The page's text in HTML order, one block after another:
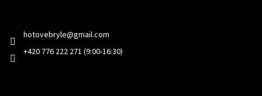
hotovebryle@gmail.com
+420 776 222 271 (9:00-16:30)